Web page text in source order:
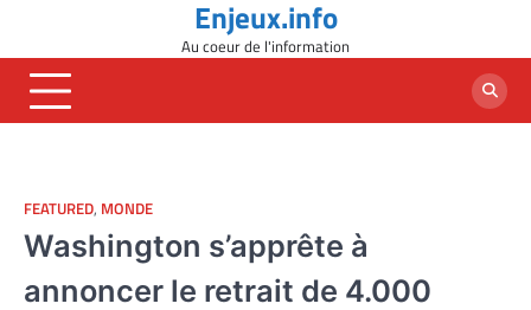
content
Enjeux.info
Au coeur de l'information
FEATURED, MONDE
Washington s’apprête à
annoncer le retrait de 4.000